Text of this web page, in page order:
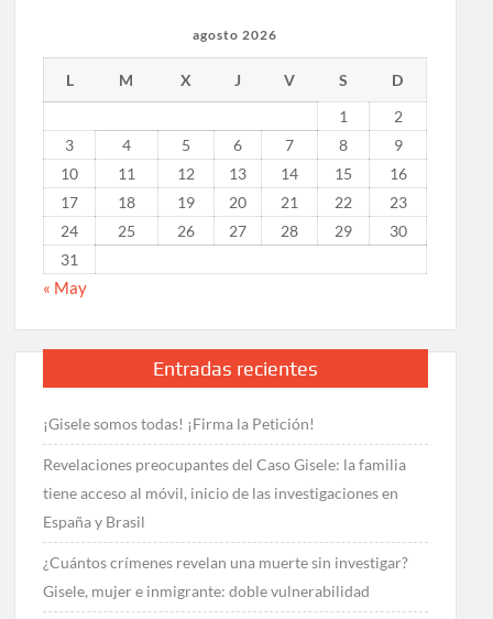
agosto 2026
L M X J V S
D
1
2
3
4 5 6 7 8
9
10
11 12 13 14 15
16
17
18 19 20 21 22
23
24
25 26 27 28 29
30
31
« May
Entradas recientes
¡Gisele somos todas! ¡Firma la Petición!
Revelaciones preocupantes del Caso Gisele: la familia
tiene acceso al móvil, inicio de las investigaciones en
España y Brasil
¿Cuántos crímenes revelan una muerte sin investigar?
Gisele, mujer e inmigrante: doble vulnerabilidad